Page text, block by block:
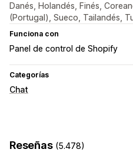
Danés, Holandés, Finés,
(Portugal), Sueco, Tailandés,
Funciona con
Panel de control de Shopify
Categorías
Chat
Subida de archivos
Reseñas (5.478)